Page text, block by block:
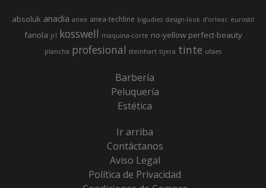
absoluk anadia anea anea-techline bigudies design-look d’orleac eurostil
fanola jrl kosswell maquina-corte no-yellow perfect-beauty
plancha profesional steinhart tijera tinte ufaes
Barbería
Peluquería
Estética
Ir arriba
Contáctanos
Aviso Legal
Política de Privacidad